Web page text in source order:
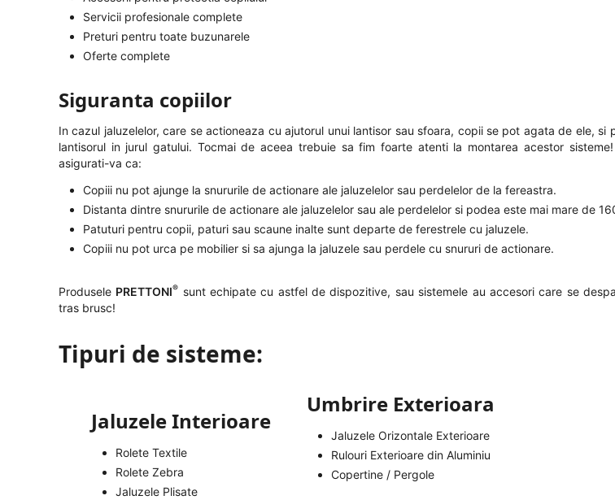
Servicii profesionale complete
Preturi pentru toate buzunarele
Oferte complete
Siguranta copiilor
In cazul jaluzelelor, care se actioneaza cu ajutorul unui lantisor sau sfoara, copii se pot agata de ele, si
lantisorul in jurul gatului. Tocmai de aceea trebuie sa fim foarte atenti la montarea acestor
asigurati-va ca:
Copiii nu pot ajunge la snururile de actionare ale jaluzelelor sau perdelelor de la fereastra.
Distanta dintre snururile de actionare ale jaluzelelor sau ale perdelelor si podea este mai mare de
Patuturi pentru copii, paturi sau scaune inalte sunt departe de ferestrele cu jaluzele.
Copiii nu pot urca pe mobilier si sa ajunga la jaluzele sau perdele cu snururi de actionare.
Produsele PRETTONI® sunt echipate cu astfel de dispozitive, sau sistemele au accesori care se
tras brusc!
Tipuri de sisteme:
Jaluzele Interioare
Rolete Textile
Rolete Zebra
Jaluzele Plisate
Umbrire Exterioara
Jaluzele Orizontale Exterioare
Rulouri Exterioare din Aluminiu
Copertine / Pergole